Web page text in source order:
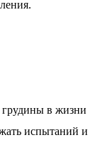
грудины в жизни
испытаний и